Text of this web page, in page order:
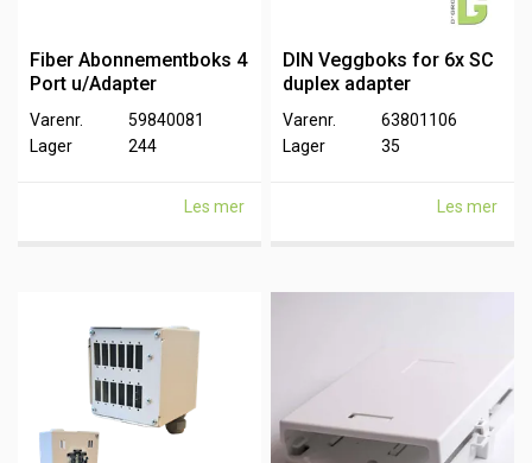
Fiber Abonnementboks 4
Port u/Adapter
Varenr.
59840081
Lager
244
Les mer
DIN Veggboks for 6x SC
duplex adapter
Varenr.
63801106
Lager
35
Les mer